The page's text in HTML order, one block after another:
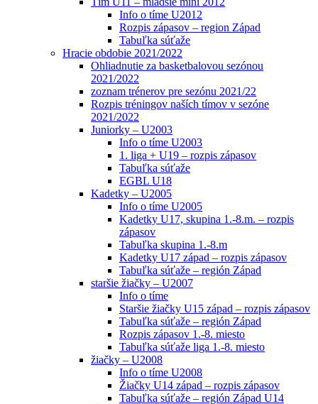
Info o tíme U2012
Rozpis zápasov – region Západ
Tabuľka súťaže
Hracie obdobie 2021/2022
Ohliadnutie za basketbalovou sezónou
2021/2022
zoznam trénerov pre sezónu 2021/22
Rozpis tréningov naších tímov v sezóne
2021/2022
Juniorky – U2003
Info o tíme U2003
1. liga + U19 – rozpis zápasov
Tabuľka súťaže
EGBL U18
Kadetky – U2005
Info o tíme U2005
Kadetky U17, skupina 1.-8.m. – rozpis
zápasov
Tabuľka skupina 1.-8.m
Kadetky U17 západ – rozpis zápasov
Tabuľka súťaže – región Západ
staršie žiačky – U2007
Info o tíme
Staršie žiačky U15 západ – rozpis zápasov
Tabuľka súťaže – región Západ
Rozpis zápasov 1.-8. miesto
Tabuľka súťaže liga 1.-8. miesto
žiačky – U2008
Info o tíme U2008
Žiačky U14 západ – rozpis zápasov
Tabuľka súťaže – región Západ U14